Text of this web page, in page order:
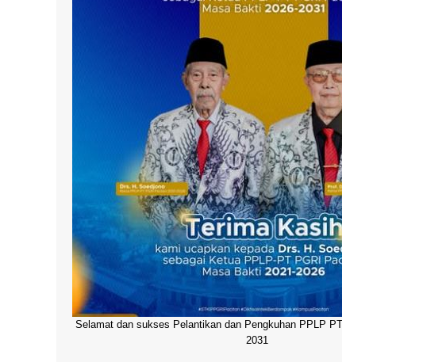
Selamat dan sukses Pelantikan dan Pengkuhan PPLP PT PGRI Pacitan
2031